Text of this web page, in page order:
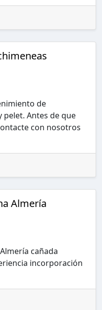
de
pelet. Antes de que
con nosotros
Almería
cañada
incorporación